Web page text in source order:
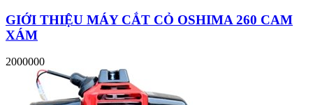
GIỚI THIỆU MÁY CẮT CỎ OSHIMA 260 CAM
XÁM
2000000